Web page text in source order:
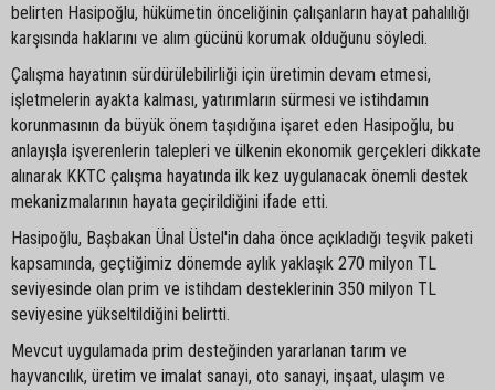
belirten Hasipoğlu, hükümetin önceliğinin çalışanların hayat pahalılığı
karşısında haklarını ve alım gücünü korumak olduğunu söyledi.
Çalışma hayatının sürdürülebilirliği için üretimin devam etmesi,
işletmelerin ayakta kalması, yatırımların sürmesi ve istihdamın
korunmasının da büyük önem taşıdığına işaret eden Hasipoğlu, bu
anlayışla işverenlerin talepleri ve ülkenin ekonomik gerçekleri dikkate
alınarak KKTC çalışma hayatında ilk kez uygulanacak önemli destek
mekanizmalarının hayata geçirildiğini ifade etti.
Hasipoğlu, Başbakan Ünal Üstel'in daha önce açıkladığı teşvik paketi
kapsamında, geçtiğimiz dönemde aylık yaklaşık 270 milyon TL
seviyesinde olan prim ve istihdam desteklerinin 350 milyon TL
seviyesine yükseltildiğini belirtti.
Mevcut uygulamada prim desteğinden yararlanan tarım ve
hayvancılık, üretim ve imalat sanayi, oto sanayi, inşaat, ulaşım ve